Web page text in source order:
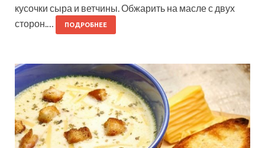
кусочки сыра и ветчины. Обжарить на масле с двух
сторон.…
ПОДРОБНЕЕ